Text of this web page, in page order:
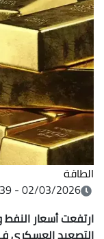
الطاقة
02/03/2026 - 08:39
ارتفعت أسعار
التصعيد العسكري